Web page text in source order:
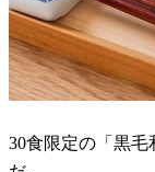
30食限定の「黒